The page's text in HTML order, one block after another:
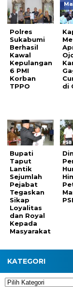
Polres
Sukabumi
Berhasil
Kawal
Kepulangan
6 PMI
Korban
TPPO
di
Bupati
Taput
Lantik
Sejumlah
Pejabat
Tegaskan
Sikap
Loyalitas
dan Royal
Kepada
Masyarakat
KATEGORI
Kategori